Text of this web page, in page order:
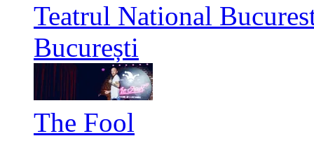
Teatrul National
București
The Fool